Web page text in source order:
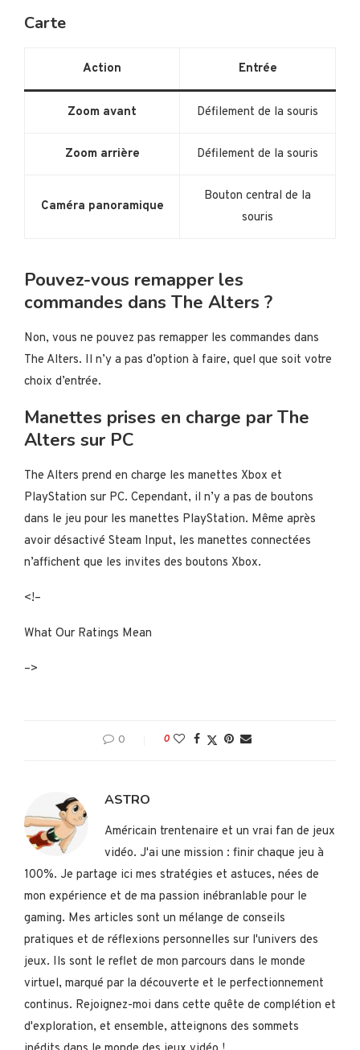
Carte
Action Entrée
Zoom avant Défilement de la souris
Zoom arrière Défilement de la souris
Caméra panoramique
Bouton central de la
souris
Pouvez-vous remapper les
commandes dans The Alters ?
Non, vous ne pouvez pas remapper les commandes dans
The Alters. Il n’y a pas d’option à faire, quel que soit votre
choix d’entrée.
Manettes prises en charge par The
Alters sur PC
The Alters prend en charge les manettes Xbox et
PlayStation sur PC. Cependant, il n’y a pas de boutons
dans le jeu pour les manettes PlayStation. Même après
avoir désactivé Steam Input, les manettes connectées
n’affichent que les invites des boutons Xbox.
<!–
What Our Ratings Mean
–>
0 0
ASTRO
Américain trentenaire et un vrai fan de jeux
vidéo. J'ai une mission : finir chaque jeu à
100%. Je partage ici mes stratégies et astuces, nées de
mon expérience et de ma passion inébranlable pour le
gaming. Mes articles sont un mélange de conseils
pratiques et de réflexions personnelles sur l'univers des
jeux. Ils sont le reflet de mon parcours dans le monde
virtuel, marqué par la découverte et le perfectionnement
continus. Rejoignez-moi dans cette quête de complétion et
d'exploration, et ensemble, atteignons des sommets